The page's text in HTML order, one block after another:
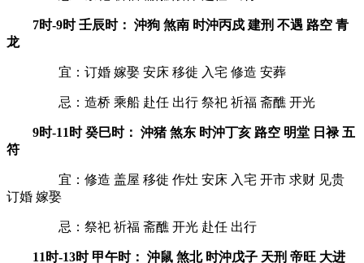
7时-9时 壬辰时： 沖狗 煞南 时沖丙戍 建刑 不遇 路空 青
龙
宜：订婚 嫁娶 安床 移徙 入宅 修造 安葬
忌：造桥 乘船 赴任 出行 祭祀 祈福 斋醮 开光
9时-11时 癸巳时： 沖猪 煞东 时沖丁亥 路空 明堂 日禄 五
符
宜：修造 盖屋 移徙 作灶 安床 入宅 开市 求财 见贵
订婚 嫁娶
忌：祭祀 祈福 斋醮 开光 赴任 出行
11时-13时 甲午时： 沖鼠 煞北 时沖戊子 天刑 帝旺 大进